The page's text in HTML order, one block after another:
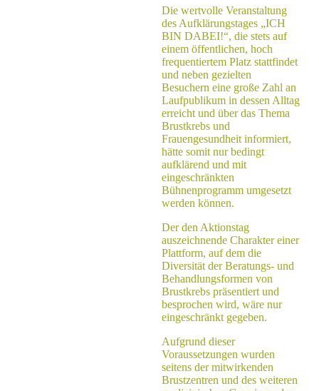
Die wertvolle Veranstaltung
des Aufklärungstages „ICH
BIN DABEI!“, die stets auf
einem öffentlichen, hoch
frequentiertem Platz stattfindet
und neben gezielten
Besuchern eine große Zahl an
Laufpublikum in dessen Alltag
erreicht und über das Thema
Brustkrebs und
Frauengesundheit informiert,
hätte somit nur bedingt
aufklärend und mit
eingeschränkten
Bühnenprogramm umgesetzt
werden können.
Der den Aktionstag
auszeichnende Charakter einer
Plattform, auf dem die
Diversität der Beratungs- und
Behandlungsformen von
Brustkrebs präsentiert und
besprochen wird, wäre nur
eingeschränkt gegeben.
Aufgrund dieser
Voraussetzungen wurden
seitens der mitwirkenden
Brustzentren und des weiteren